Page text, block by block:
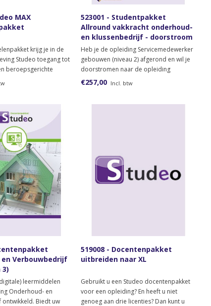
MAX
krijg je in de
Studeo toegang tot
beroepsgerichte
aanbod van Savantis.
523001 - Studentpakket
Allround vakkracht onderhoud-
en klussenbedrijf - doorstroom
(niveau 3)
Heb je de opleiding Servicemedewerker
gebouwen (niveau 2) afgerond en wil je
doorstromen naar de opleiding
Allround vakkracht onderhoud- en
€257,00 Incl. btw
en Verbouwbedrijf
3)
leermiddelen
Onderhoud- en
Biedt uw
519008 - Docentenpakket
uitbreiden naar XL
Gebruikt u een Studeo docentenpakket
voor een opleiding? En heeft u niet
genoeg aan drie licenties? Dan kunt u